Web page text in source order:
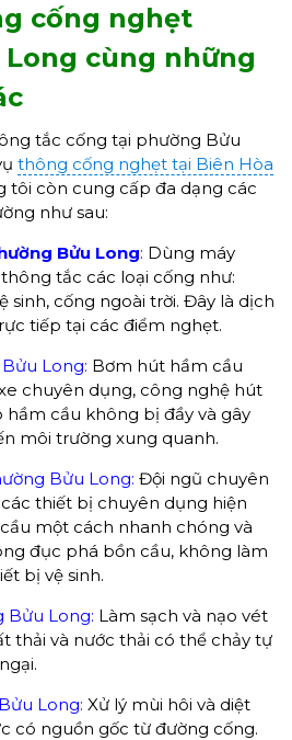
cống nghẹt
cùng những
tắc cống tại phường Bửu
thông cống nghẹt tại Biên Hòa
tôi còn cung cấp đa dạng các
như sau:
Bửu Long: Dùng máy
tắc các loại cống như:
sinh, cống ngoài trời. Đây là dịch
tiếp tại các điểm nghẹt.
Long: Bơm hút hầm cầu
chuyên dụng, công nghệ hút
cầu không bị đầy và gây
môi trường xung quanh.
Bửu Long: Đội ngũ chuyên
thiết bị chuyên dụng hiện
một cách nhanh chóng và
đục phá bồn cầu, không làm
bị vệ sinh.
Bửu Long: Làm sạch và nạo vét
thải và nước thải có thể chảy tự
Long: Xử lý mùi hôi và diệt
có nguồn gốc từ đường cống.